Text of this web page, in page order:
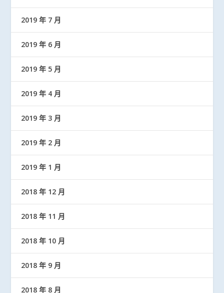
2019 年 7 月
2019 年 6 月
2019 年 5 月
2019 年 4 月
2019 年 3 月
2019 年 2 月
2019 年 1 月
2018 年 12 月
2018 年 11 月
2018 年 10 月
2018 年 9 月
2018 年 8 月